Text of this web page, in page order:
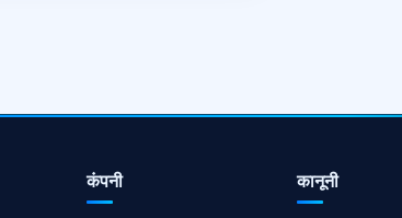
कंपनी कानूनी